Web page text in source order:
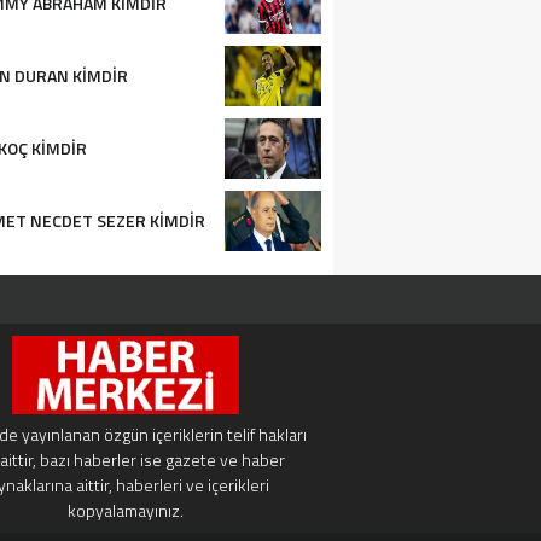
DURAN KIMDIR
KIMDIR
NECDET SEZER KIMDIR
yayınlanan özgün içeriklerin telif hakları
bazı haberler ise gazete ve haber
aittir, haberleri ve içerikleri
kopyalamayınız.